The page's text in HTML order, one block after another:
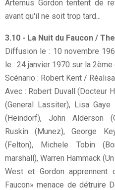
Artemus Gordon tentent de
avant qu'il ne soit trop tard...
3.10 - La Nuit du Faucon /
Diffusion le : 10 novembre
le : 24 janvier 1970 sur la 2ème
Scénario : Robert Kent /
Avec : Robert Duvall (Docteur
(General Lassiter), Lisa
(Heindorf), John Alderson
Ruskin (Munez), George
(Felton), Michele Tobin
marshall), Warren Hammack
West et Gordon apprennent
Faucon» menace de détruire